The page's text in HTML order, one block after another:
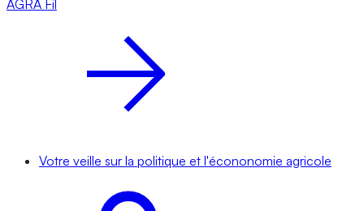
AGRA Fil
Votre veille sur la politique et l'écononomie agricole